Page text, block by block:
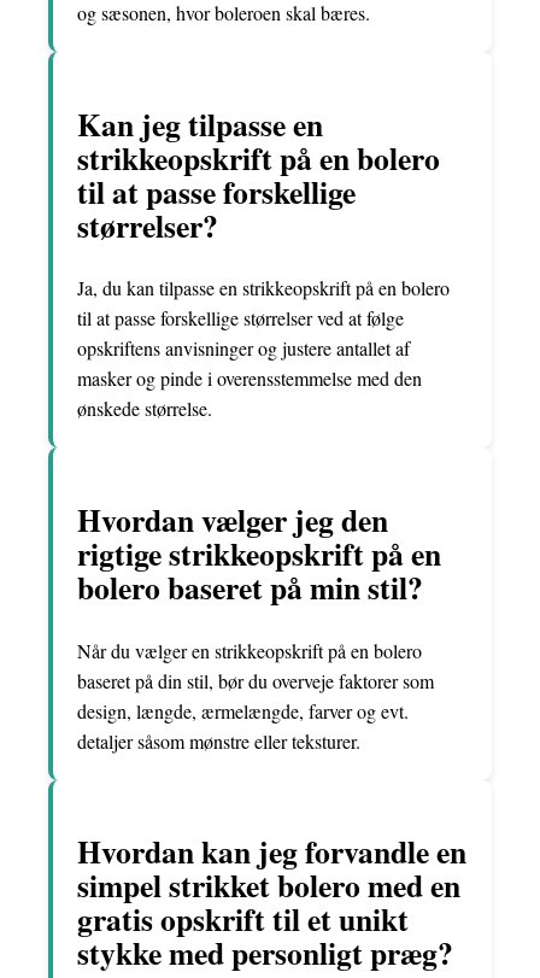
og sæsonen, hvor boleroen skal bæres.
Kan jeg tilpasse en
strikkeopskrift på en bolero
til at passe forskellige
størrelser?
Ja, du kan tilpasse en strikkeopskrift på en bolero
til at passe forskellige størrelser ved at følge
opskriftens anvisninger og justere antallet af
masker og pinde i overensstemmelse med den
ønskede størrelse.
Hvordan vælger jeg den
rigtige strikkeopskrift på en
bolero baseret på min stil?
Når du vælger en strikkeopskrift på en bolero
baseret på din stil, bør du overveje faktorer som
design, længde, ærmelængde, farver og evt.
detaljer såsom mønstre eller teksturer.
Hvordan kan jeg forvandle en
simpel strikket bolero med en
gratis opskrift til et unikt
stykke med personligt præg?